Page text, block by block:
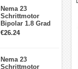
Nema 23
Schrittmotor
Bipolar 1.8 Grad
1.9Nm 3A 3.36V 4
€26.24
Nema 23
Schrittmotor